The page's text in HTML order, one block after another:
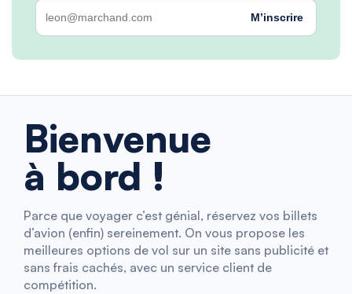
M’inscrire
Bienvenue
à bord !
Parce que voyager c’est génial, réservez vos billets
d’avion (enfin) sereinement. On vous propose les
meilleures options de vol sur un site sans publicité et
sans frais cachés, avec un service client de
compétition.